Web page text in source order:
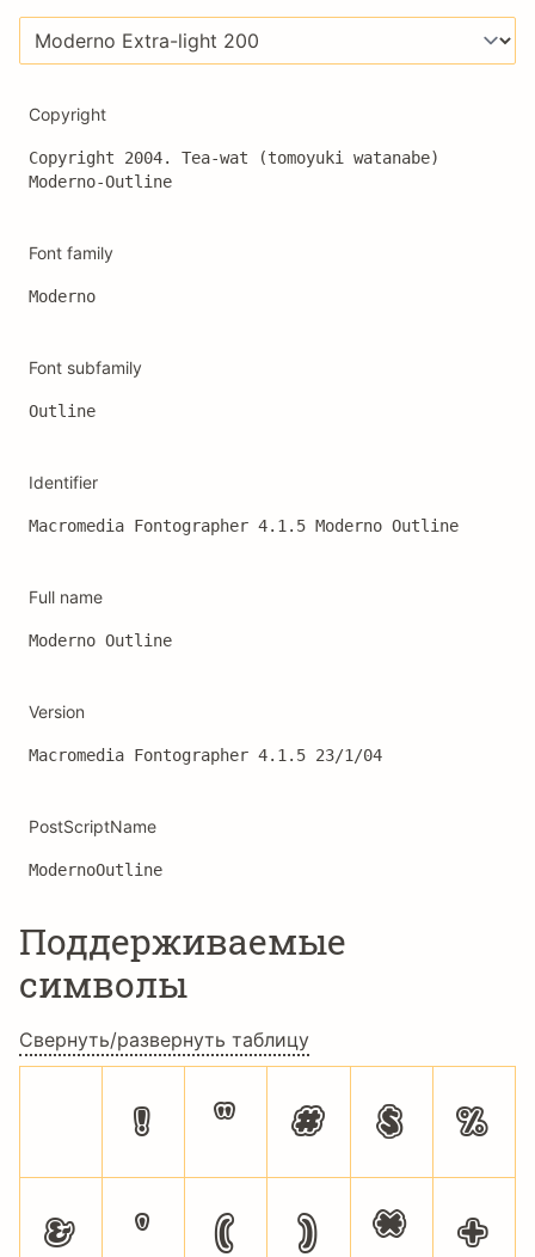
Copyright
Copyright 2004. Tea‐wat (tomoyuki watanabe)
Moderno‐Outline
Font family
Moderno
Font subfamily
Outline
Identifier
Macromedia Fontographer 4.1.5 Moderno Outline
Full name
Moderno Outline
Version
Macromedia Fontographer 4.1.5 23/1/04
PostScriptName
ModernoOutline
Поддерживаемые
символы
Свернуть/развернуть таблицу
! " # $ %
& ' ( ) * +